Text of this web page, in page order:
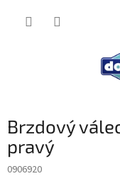
Brzdový
pravý
0906920